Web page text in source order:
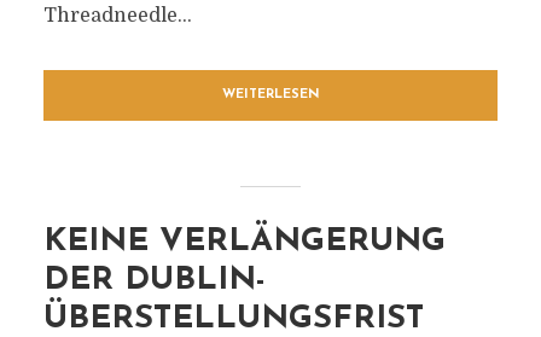
Threadneedle...
WEITERLESEN
KEINE VERLÄNGERUNG
DER DUBLIN-
ÜBERSTELLUNGSFRIST